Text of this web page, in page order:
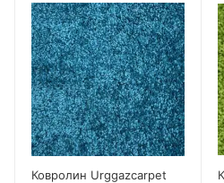
Ковролин Urggazcarpet